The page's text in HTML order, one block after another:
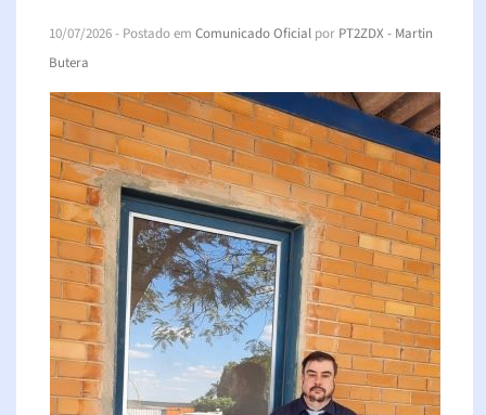
10/07/2026- Postado em Comunicado Oficial por PT2ZDX - Martin
Butera